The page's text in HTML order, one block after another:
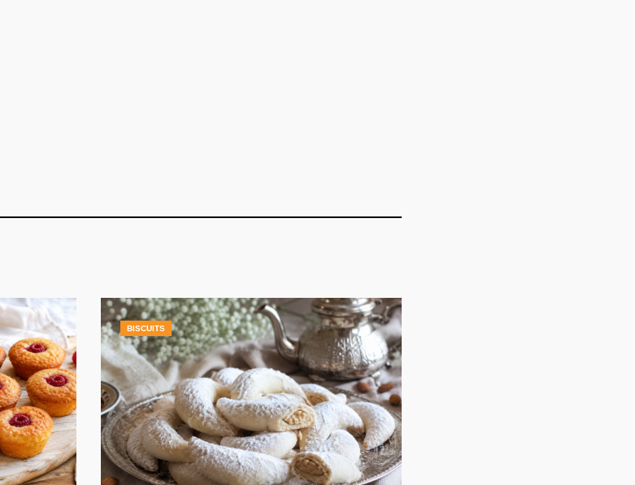
BISCUITS